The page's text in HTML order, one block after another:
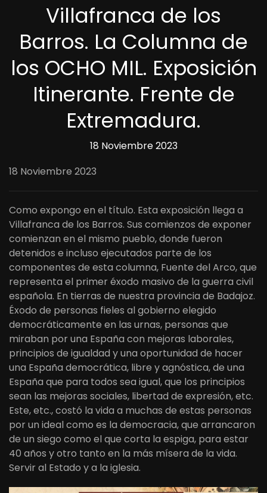
Villafranca de los
Barros. La Columna de
los OCHO MIL. Exposición
Itinerante. Frente de
Extremadura.
18 Noviembre 2023
18 Noviembre 2023
Como expongo en el título. Esta exposición llega a
Villafranca de los Barros. Sus comienzos de exponer
comienzan en el mismo pueblo, donde fueron
detenidos e incluso ejecutados parte de los
componentes de esta columna, Fuente del Arco, que
representa el primer éxodo masivo de la guerra civil
española. En tierras de nuestra provincia de Badajoz.
Éxodo de personas fieles al gobierno elegido
democráticamente en las urnas, personas que
miraban por una España con mejoras laborales,
principios de igualdad y una oportunidad de hacer
una España democrática, libre y agnóstica, de una
España que para todos sea igual, que los principios
sean las mejoras sociales, libertad de expresión, etc.
Este, etc., costó la vida a muchas de estas personas
por un ideal como es la democracia, que arrancaron
de un siego como el que corta la espiga, para estar
40 años y otro tanto en la más mísera de la vida.
Servir al Estado y a la iglesia.